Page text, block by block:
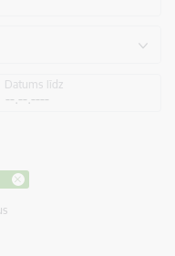
Datums līdz